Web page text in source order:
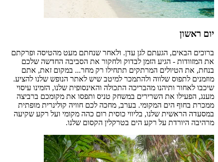
יום ראשון
ברוכים הבאים, הגעתם לגן עדן. ולאחר שנחתם מעט מהטיסה ופרקתם
את המזוודות - הגיע הזמן לבדוק ולחקור את הסביבה החדשה שלכם
בנחת, את הטיולים המרתקים תתחילו רק מחר... במקום זאת, אתם
מוזמנים לתפוס שלווה ולהתמכר למיטב שיש לאתר הנופש שלנו להציע.
שיכבו לאחור ותיהנו מהבריכה התכולה והאינסופית שלנו, הזמינו עיסוי
מענג, הפעילו את השרירים במשחק טניס ותפסו את מקומכם ברביצה
ממכרת בחוף הים המקומי. בערב, מחכה לכם חוויה קולינרית מופתית
במסעדה הראשית שלנו, בליווי כוסית רום כהה מקומי ועל רקע שקיעה
מרהיבה היורדת על רקע הים בטרקלין הקסום שלנו.